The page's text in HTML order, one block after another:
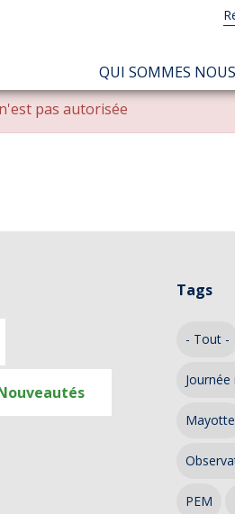
NAVIGATION
PRINCIPALE
QUI SOMMES
pas autorisée
Tags
- Tout -
Mayotte
PEM